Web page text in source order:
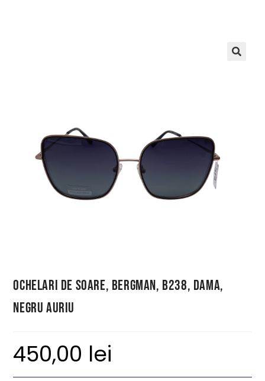
Ochelari de soare, Bergman, B238, dama,
negru auriu
450,00 lei